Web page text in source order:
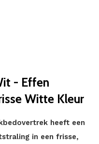
- Effen
Witte Kleur
heeft een
in een frisse,